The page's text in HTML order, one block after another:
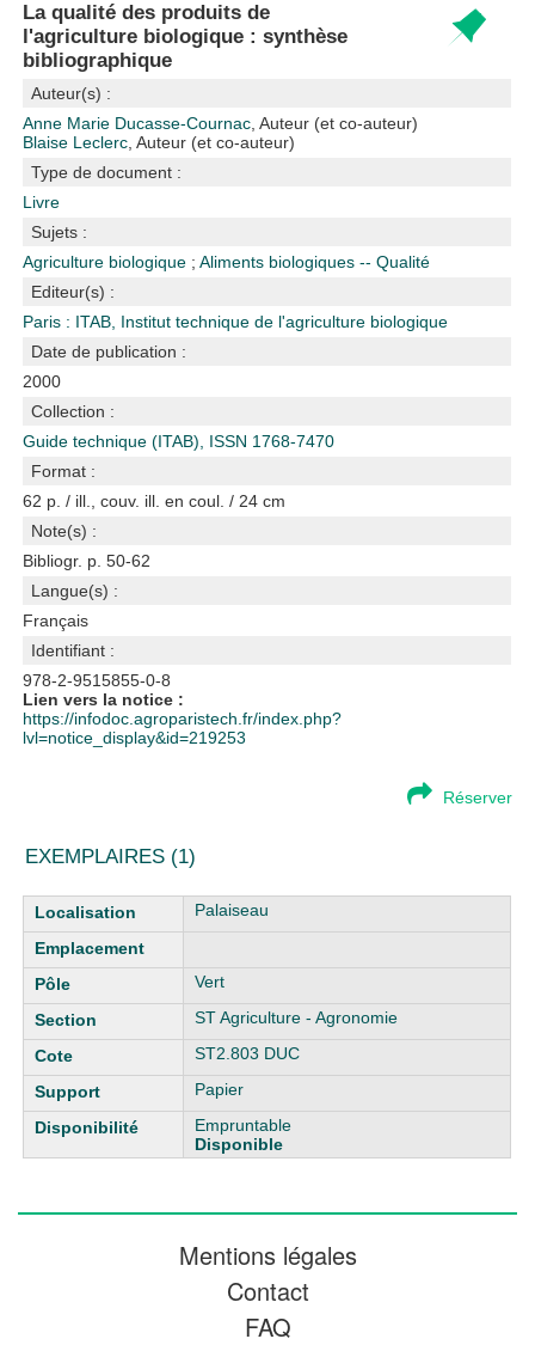
La qualité des produits de
l'agriculture biologique : synthèse
bibliographique
Auteur(s) :
Anne Marie Ducasse-Cournac , Auteur (et co-auteur)
Blaise Leclerc , Auteur (et co-auteur)
Type de document :
Livre
Sujets :
Agriculture biologique ;Aliments biologiques -- Qualité
Editeur(s) :
Paris : ITAB, Institut technique de l'agriculture biologique
Date de publication :
2000
Collection :
Guide technique (ITAB), ISSN 1768-7470
Format :
62 p. / ill., couv. ill. en coul. / 24 cm
Note(s) :
Bibliogr. p. 50-62
Langue(s) :
Français
Identifiant :
978-2-9515855-0-8
Lien vers la notice :
https://infodoc.agroparistech.fr/index.php?
lvl=notice_display&id=219253
Réserver
EXEMPLAIRES (1)
Liste des exemplaires Palaiseau
Vert
ST Agriculture - Agronomie
ST2.803 DUC
Papier
Empruntable
Disponible
Mentions légales
Contact
FAQ